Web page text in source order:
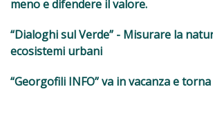
meno e difendere il valore.
“Dialoghi sul Verde” - Misurare la
ecosistemi urbani
“Georgofili INFO” va in vacanza e